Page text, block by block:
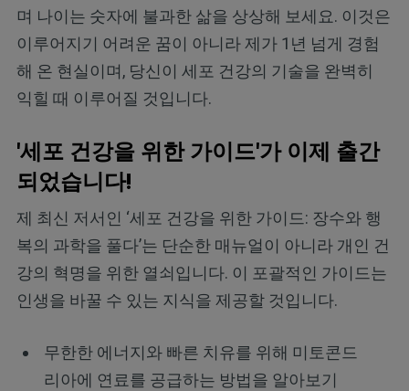
며 나이는 숫자에 불과한 삶을 상상해 보세요. 이것은
이루어지기 어려운 꿈이 아니라 제가 1년 넘게 경험
해 온 현실이며, 당신이 세포 건강의 기술을 완벽히
익힐 때 이루어질 것입니다.
'세포 건강을 위한 가이드'가 이제 출간
되었습니다!
제 최신 저서인 ‘세포 건강을 위한 가이드: 장수와 행
복의 과학을 풀다’는 단순한 매뉴얼이 아니라 개인 건
강의 혁명을 위한 열쇠입니다. 이 포괄적인 가이드는
인생을 바꿀 수 있는 지식을 제공할 것입니다.
무한한 에너지와 빠른 치유를 위해 미토콘드
리아에 연료를 공급하는 방법을 알아보기